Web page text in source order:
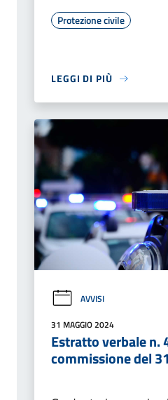
Protezione civile
LEGGI DI PIÙ
AVVISI
31 MAGGIO 2024
Estratto verbale n.
commissione del